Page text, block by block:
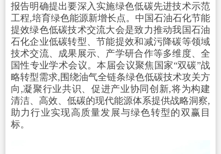
报告明确提出要深入实施绿色低碳先进技术示范
工程,培育绿色能源新增长点。中国石油石化节能
提效绿色低碳技术交流大会是致力推动我国石油
石化企业低碳转型、节能提效和减污降碳等领域
技术交流、成果展示、产学研合作等多维度、全
国性专业学术会议。本届会议聚焦国家“双碳”战
略转型需求,围绕油气全链条绿色低碳技术攻关方
向,凝聚行业共识、促进产业协同创新,将为构建
清洁、高效、低碳的现代能源体系提供战略洞察,
助力行业实现高质量发展与绿色转型的双赢目
标。